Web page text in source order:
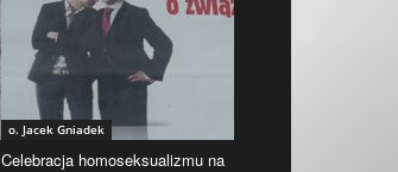
o. Jacek Gniadek
Celebracja homoseksualizmu na